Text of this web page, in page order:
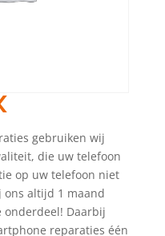
gebruiken wij
die uw telefoon
op uw telefoon niet
altijd 1 maand
Daarbij
reparaties één